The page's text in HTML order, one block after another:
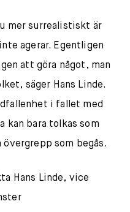
mer surrealistiskt är
agerar. Egentligen
att göra något, man
säger Hans Linde.
i fallet med
kan bara tolkas som
som begås.
Hans Linde, vice